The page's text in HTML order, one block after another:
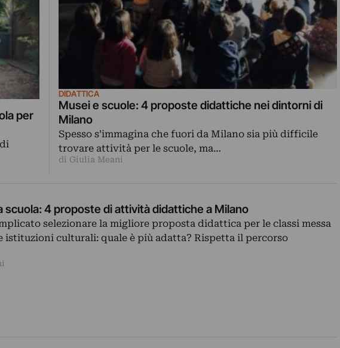
per
DIDATTICA
Musei e scuole: 4 proposte didattiche nei dintorni di
Milano
Spesso s’immagina che fuori da Milano sia più difficile
trovare attività per le scuole, ma…
di Giulia Meani
scuola: 4 proposte di attività didattiche a Milano
selezionare la migliore proposta didattica per le classi messa
istituzioni culturali: quale è più adatta? Rispetta il percorso